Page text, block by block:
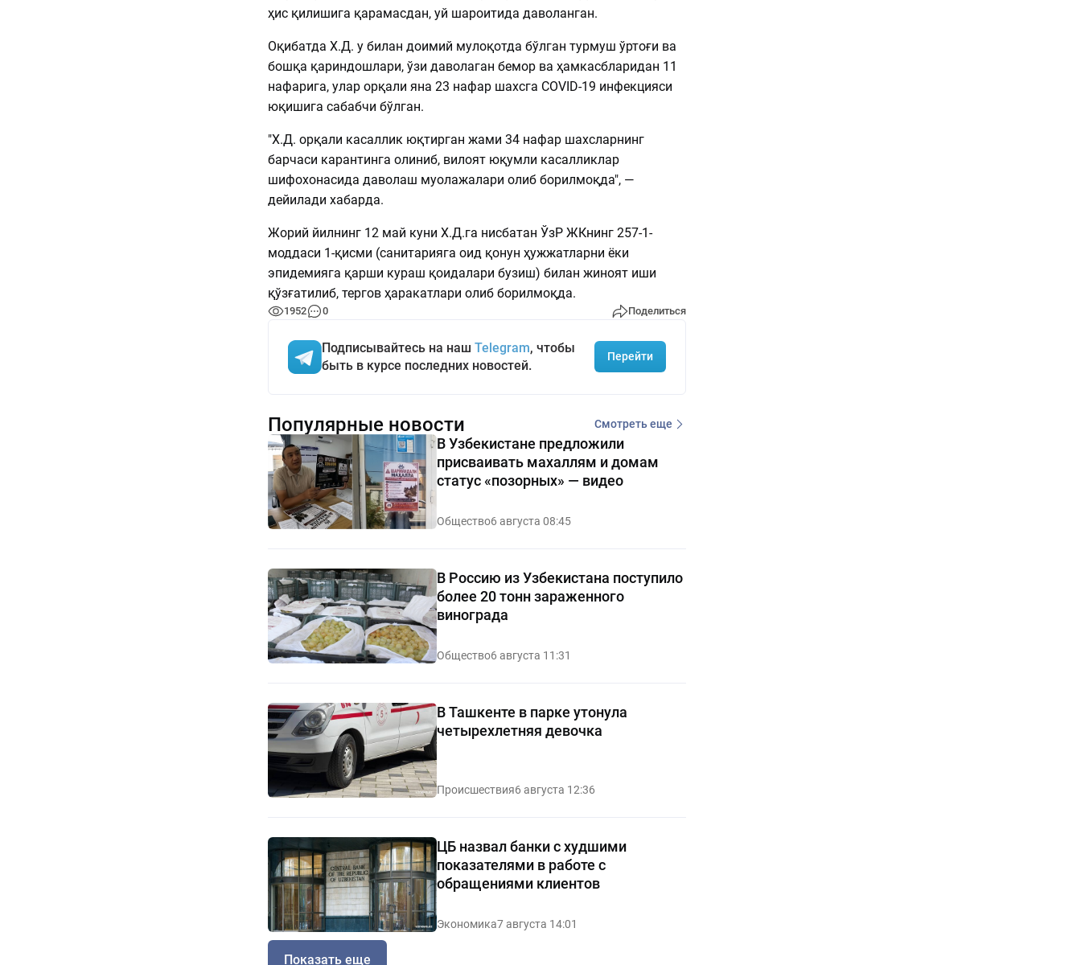
ҳис қилишига қарамасдан, уй шароитида даволанган.
Оқибатда Х.Д. у билан доимий мулоқотда бўлган турмуш ўртоғи ва
бошқа қариндошлари, ўзи даволаган бемор ва ҳамкасбларидан 11
нафарига, улар орқали яна 23 нафар шахсга COVID-19 инфекцияси
юқишига сабабчи бўлган.
"Х.Д. орқали касаллик юқтирган жами 34 нафар шахсларнинг
барчаси карантинга олиниб, вилоят юқумли касалликлар
шифохонасида даволаш муолажалари олиб борилмоқда", —
дейилади хабарда.
Жорий йилнинг 12 май куни Х.Д.га нисбатан ЎзР ЖКнинг 257-1-
моддаси 1-қисми (санитарияга оид қонун ҳужжатларни ёки
эпидемияга қарши кураш қоидалари бузиш) билан жиноят иши
қўзғатилиб, тергов ҳаракатлари олиб борилмоқда.
1952 0 Поделиться
Подписывайтесь на наш Telegram, чтобы
быть в курсе последних новостей.
Перейти
Популярные новости Смотреть еще
В Узбекистане предложили
присваивать махаллям и домам
статус «позорных» — видео
Общество6 августа 08:45
В Россию из Узбекистана поступило
более 20 тонн зараженного
винограда
Общество6 августа 11:31
В Ташкенте в парке утонула
четырехлетняя девочка
Происшествия6 августа 12:36
ЦБ назвал банки с худшими
показателями в работе с
обращениями клиентов
Экономика7 августа 14:01
Показать еще